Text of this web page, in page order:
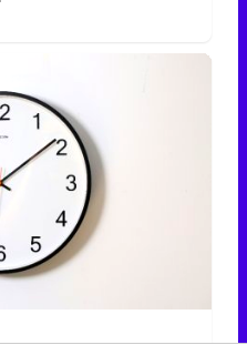
días ya no duran